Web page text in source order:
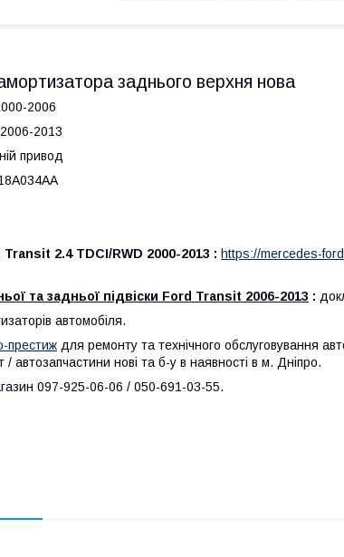
заднього верхня нова
2006
2013
привод
2.4 TDCI/RWD 2000-2013 : https://mercedes-
та задньої підвіски Ford Transit 2006-2013 :
автомобіля.
престиж для ремонту та технічного обслуговування
/ автозапчастини нові та б-у в наявності в м. Дніпро.
097-925-06-06 / 050-691-03-55.